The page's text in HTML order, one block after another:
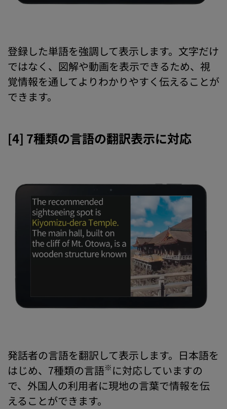
登録した単語を強調して表示します。文字だけ
ではなく、図解や動画を表示できるため、視
覚情報を通してよりわかりやすく伝えることが
できます。
[4] 7種類の言語の翻訳表示に対応
発話者の言語を翻訳して表示します。日本語を
はじめ、7種類の言語※に対応していますの
で、外国人の利用者に現地の言葉で情報を伝
えることができます。